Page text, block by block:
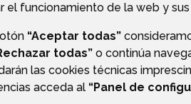
el funcionamiento de la web y
“Aceptar todas”
todas” o continúa
las cookies técnicas
acceda al “Panel de